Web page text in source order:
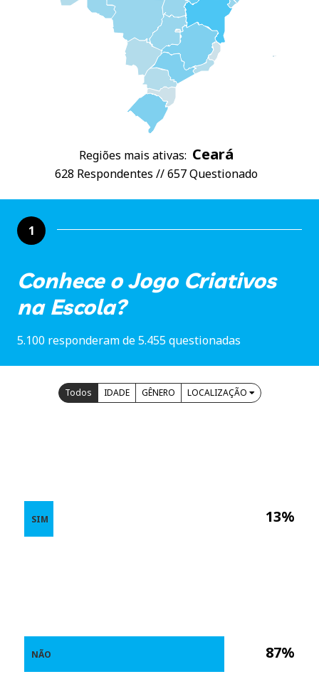
Regiões mais ativas: Ceará
628 Respondentes // 657 Questionado
1
Conhece o Jogo Criativos
na Escola?
5.100 responderam de 5.455 questionadas
Todos IDADE GÊNERO LOCALIZAÇÃO
13%
87%
SIM
NÃO